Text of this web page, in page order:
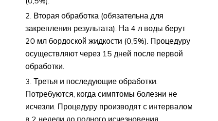
Вторая обработка (обязательна для
закрепления результата). На 4 л воды берут
20 мл бордоской жидкости (0,5%). Процедуру
осуществляют через 15 дней после первой
обработки.
Третья и последующие обработки.
Потребуются, когда симптомы болезни не
исчезли. Процедуру производят с интервалом